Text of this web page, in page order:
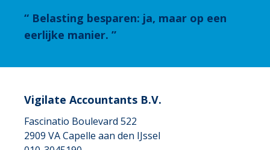
Belasting besparen: ja, maar op een
eerlijke manier.
Vigilate Accountants B.V.
Fascinatio Boulevard 522
2909 VACapelle aan den IJssel